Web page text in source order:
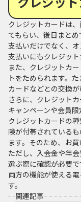
クレジットカードは
てもらい、後日まと
支払いだけでなく、
支払いにもクレジット
また、クレジットカ
トをためられます。
カードなどとの交換が
さらに、クレジット
キャンペーンや会員
クレジットカードの
険が付帯されている
ます。そのため、お
ただし、入会金や年
選ぶ際に確認が必要
両方の機能が使える
す。
関連記事